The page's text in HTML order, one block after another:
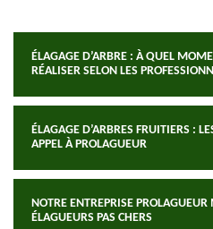
ÉLAGAGE D’ARBRE : À QUEL
RÉALISER SELON LES
ÉLAGAGE D’ARBRES FRUITIERS :
APPEL À PROLAGUEUR
NOTRE ENTREPRISE
ÉLAGUEURS PAS CHERS